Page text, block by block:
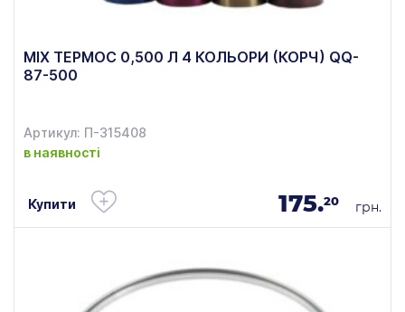
MIX ТЕРМОС 0,500 Л 4 КОЛЬОРИ (КОРЧ) QQ-
87-500
Артикул: П-315408
в наявності
Купити 175.20 грн.